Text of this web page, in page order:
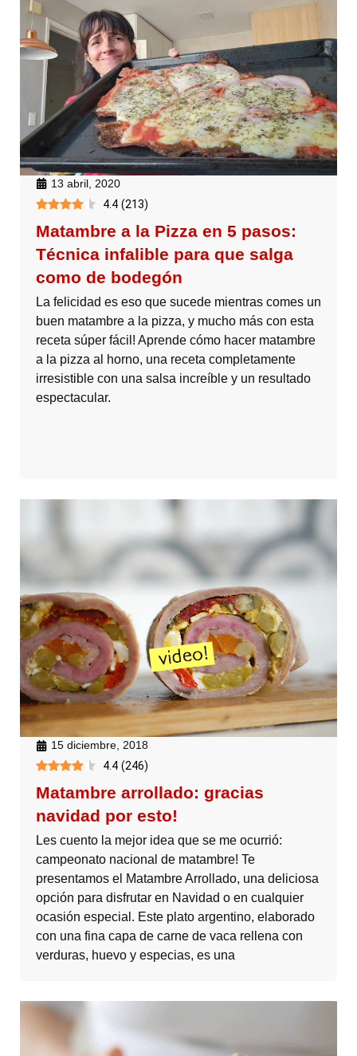
13 abril, 2020
4.4 (213)
Matambre a la Pizza en 5 pasos:
Técnica infalible para que salga
como de bodegón
La felicidad es eso que sucede mientras comes un
buen matambre a la pizza, y mucho más con esta
receta súper fácil! Aprende cómo hacer matambre
a la pizza al horno, una receta completamente
irresistible con una salsa increíble y un resultado
espectacular.
15 diciembre, 2018
4.4 (246)
Matambre arrollado: gracias
navidad por esto!
Les cuento la mejor idea que se me ocurrió:
campeonato nacional de matambre! Te
presentamos el Matambre Arrollado, una deliciosa
opción para disfrutar en Navidad o en cualquier
ocasión especial. Este plato argentino, elaborado
con una fina capa de carne de vaca rellena con
verduras, huevo y especias, es una